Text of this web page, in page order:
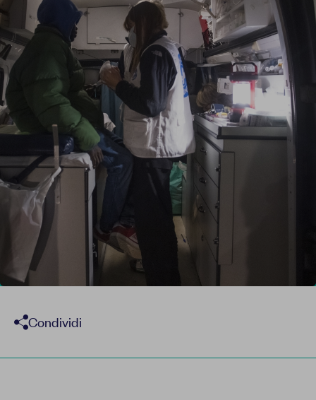
Report
Newsletter
Facebook InstagramTwitterYouTubeLinkedIn
Condividi